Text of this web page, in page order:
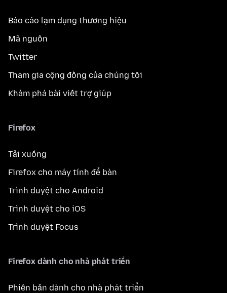
Báo cáo lạm dụng thương hiệu
Mã nguồn
Twitter
Tham gia cộng đồng của chúng tôi
Khám phá bài viết trợ giúp
Firefox
Tải xuống
Firefox cho máy tính để bàn
Trình duyệt cho Android
Trình duyệt cho iOS
Trình duyệt Focus
Firefox dành cho nhà phát triển
Phiên bản dành cho nhà phát triển